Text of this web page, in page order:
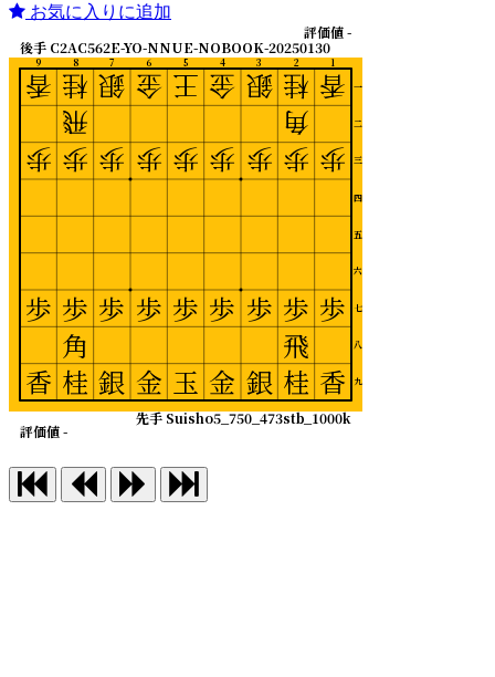
お気に入りに追加
1
2
3
4
5
6
7
8
9
一
二
三
四
五
六
七
八
九
先手 Suisho5_750_473stb_1000k
後手 C2AC562E-YO-NNUE-NOBOOK-20250130
評価値 -
評価値 -
香
歩
歩
香
桂
角
歩
歩
飛
桂
銀
歩
歩
銀
金
歩
歩
金
王
歩
歩
玉
金
歩
歩
金
銀
歩
歩
銀
桂
飛
歩
歩
角
桂
香
歩
歩
香